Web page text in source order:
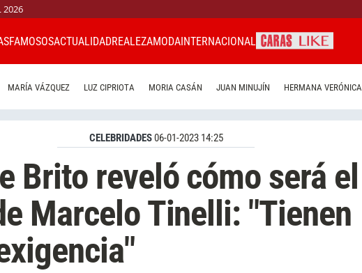
2026
FAMOSOSACTUALIDADREALEZAMODAINTERNACIONAL
MARÍA VÁZQUEZ LUZ CIPRIOTA MORIA CASÁN JUAN MINUJÍN HERMANA VERÓNICA
CELEBRIDADES06-01-2023 14:25
Brito reveló cómo será el
Marcelo Tinelli: "Tienen